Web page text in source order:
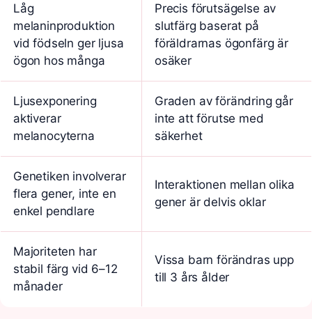
Låg
melaninproduktion
vid födseln ger ljusa
ögon hos många
Precis förutsägelse av
slutfärg baserat på
föräldrarnas ögonfärg är
osäker
Ljusexponering
aktiverar
melanocyterna
Graden av förändring går
inte att förutse med
säkerhet
Genetiken involverar
flera gener, inte en
enkel pendlare
Interaktionen mellan olika
gener är delvis oklar
Majoriteten har
stabil färg vid 6–12
månader
Vissa barn förändras upp
till 3 års ålder